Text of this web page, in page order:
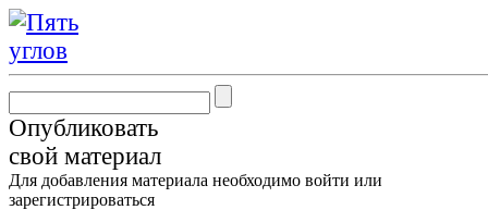
Опубликовать
свой материал
Для добавления материала необходимо войти или
зарегистрироваться